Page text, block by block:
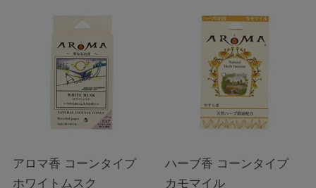
アロマ香 コーンタイプ
ホワイトムスク
ハーブ香 コーンタイプ
カモマイル